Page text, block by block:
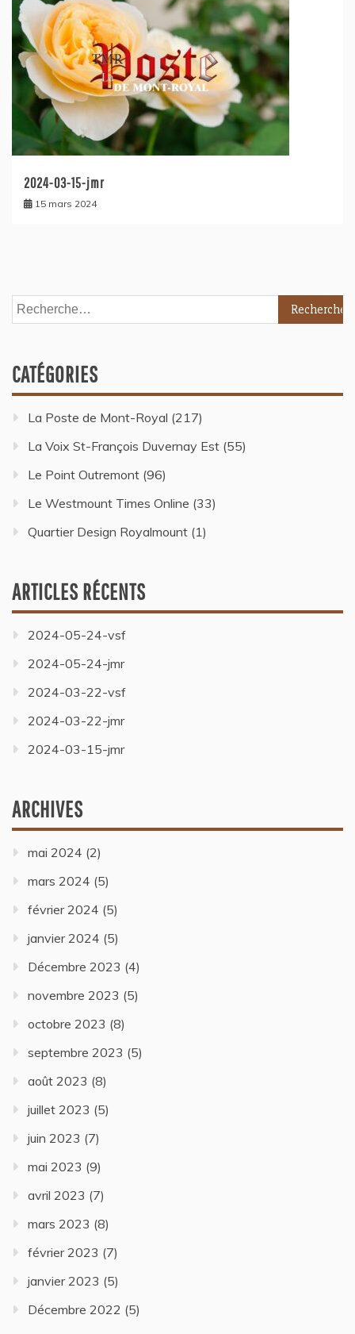
2024-03-15-jmr
15 mars 2024
CATÉGORIES
La Poste de Mont-Royal (217)
La Voix St-François Duvernay Est (55)
Le Point Outremont (96)
Le Westmount Times Online (33)
Quartier Design Royalmount (1)
ARTICLES RÉCENTS
2024-05-24-vsf
2024-05-24-jmr
2024-03-22-vsf
2024-03-22-jmr
2024-03-15-jmr
ARCHIVES
mai 2024 (2)
mars 2024 (5)
février 2024 (5)
janvier 2024 (5)
Décembre 2023 (4)
novembre 2023 (5)
octobre 2023 (8)
septembre 2023 (5)
août 2023 (8)
juillet 2023 (5)
juin 2023 (7)
mai 2023 (9)
avril 2023 (7)
mars 2023 (8)
février 2023 (7)
janvier 2023 (5)
Décembre 2022 (5)